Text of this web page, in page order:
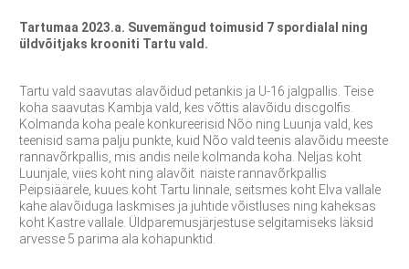
Tartumaa 2023.a. Suvemängud toimusid 7 spordialal ning
üldvõitjaks krooniti Tartu vald.
Tartu vald saavutas alavõidud petankis ja U-16 jalgpallis. Teise
koha saavutas Kambja vald, kes võttis alavõidu discgolfis.
Kolmanda koha peale konkureerisid Nõo ning Luunja vald, kes
teenisid sama palju punkte, kuid Nõo vald teenis alavõidu meeste
rannavõrkpallis, mis andis neile kolmanda koha. Neljas koht
Luunjale, viies koht ning alavõit naiste rannavõrkpallis
Peipsiäärele, kuues koht Tartu linnale, seitsmes koht Elva vallale
kahe alavõiduga laskmises ja juhtide võistluses ning kaheksas
koht Kastre vallale. Üldparemusjärjestuse selgitamiseks läksid
arvesse 5 parima ala kohapunktid.